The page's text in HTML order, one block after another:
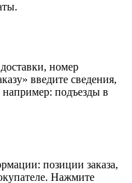
номер
введите сведения,
например: подъезды в
позиции заказа,
Нажмите